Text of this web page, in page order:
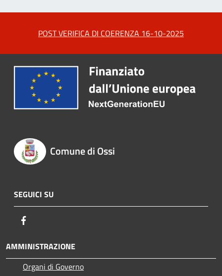
POST VERIFICA DI COERENZA 16-10-2025
Comune di Ossi
SEGUICI SU
AMMINISTRAZIONE
Organi di Governo